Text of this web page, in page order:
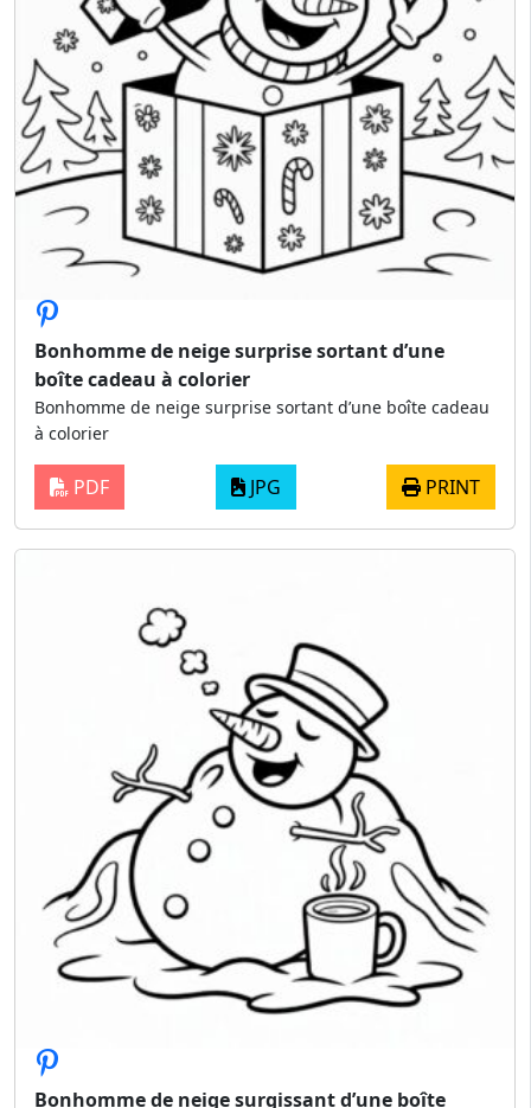
Bonhomme de neige surprise sortant d’une
boîte cadeau à colorier
Bonhomme de neige surprise sortant d’une boîte cadeau
à colorier
PDF JPG PRINT
Bonhomme de neige surgissant d’une boîte